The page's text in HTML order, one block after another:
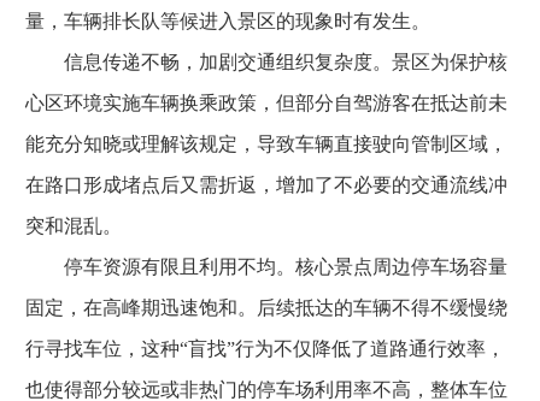
量，车辆排长队等候进入景区的现象时有发生。
信息传递不畅，加剧交通组织复杂度。景区为保护核
心区环境实施车辆换乘政策，但部分自驾游客在抵达前未
能充分知晓或理解该规定，导致车辆直接驶向管制区域，
在路口形成堵点后又需折返，增加了不必要的交通流线冲
突和混乱。
停车资源有限且利用不均。核心景点周边停车场容量
固定，在高峰期迅速饱和。后续抵达的车辆不得不缓慢绕
行寻找车位，这种“盲找”行为不仅降低了道路通行效率，
也使得部分较远或非热门的停车场利用率不高，整体车位